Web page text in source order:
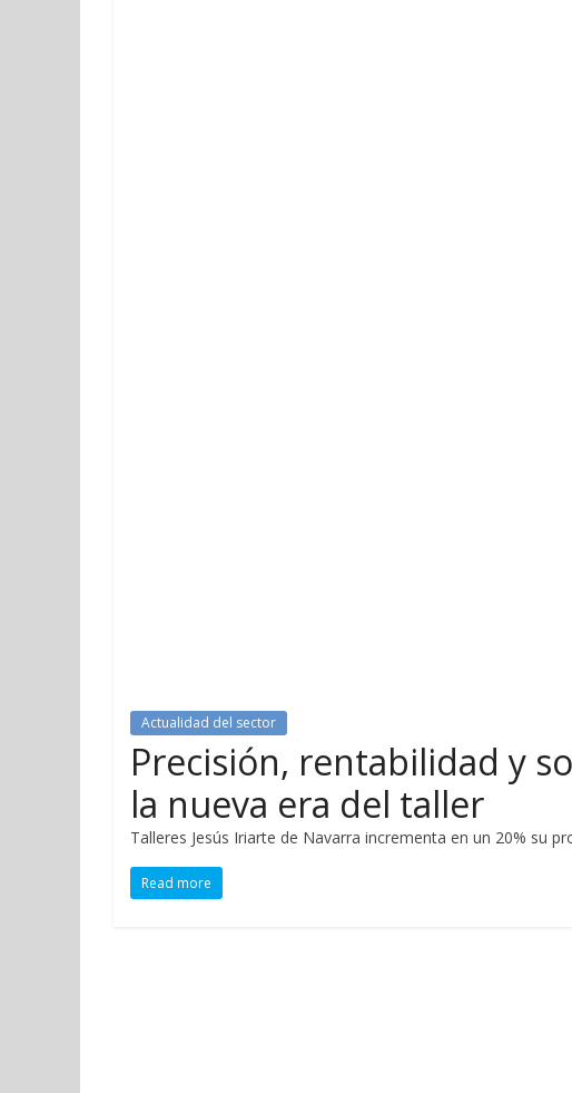
Actualidad del sector
Precisión, rentabilidad y
la nueva era del taller
Talleres Jesús Iriarte de Navarra incrementa en un 20% su
Read more